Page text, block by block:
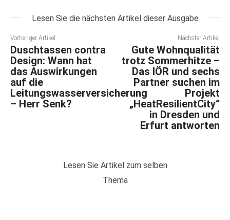
Lesen Sie die nächsten Artikel dieser Ausgabe
Vorheriger Artikel
Duschtassen contra
Design: Wann hat
das Auswirkungen
auf die
Leitungswasserversicherung
– Herr Senk?
Nächster Artikel
Gute Wohnqualität
trotz Sommerhitze –
Das IÖR und sechs
Partner suchen im
Projekt
„HeatResilientCity“
in Dresden und
Erfurt antworten
Lesen Sie Artikel zum selben
Thema